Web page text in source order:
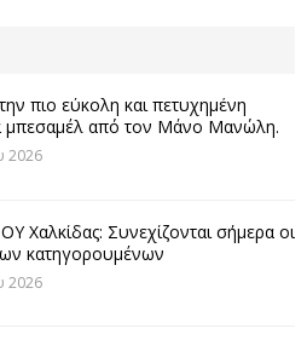
πιο εύκολη και πετυχημένη
μπεσαμέλ από τον Μάνο Μανώλη.
2026
Χαλκίδας: Συνεχίζονται σήμερα οι
κατηγορουμένων
2026